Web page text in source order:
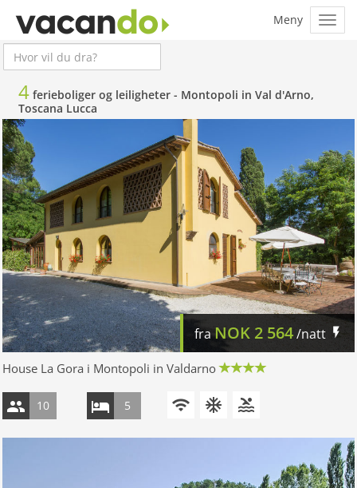
4 ferieboliger og leiligheter - Montopoli in Val d'Arno,
Toscana Lucca
fraNOK 2 564/natt
House La Gora i Montopoli in Valdarno
10 5